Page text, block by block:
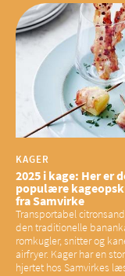
have konsekvenser for
sociale fællesskaber
KAGER
2025 i kage: Her er
populære
fra Samvirke
Transportabel
den traditionelle
romkugler, snitter og
airfryer. Kager har en
hjertet hos Samvirkes